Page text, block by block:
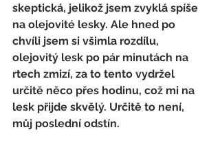
skeptická, jelikož jsem zvyklá spíše
na olejovité lesky. Ale hned po
chvíli jsem si všimla rozdílu,
olejovitý lesk po pár minutách na
rtech zmizí, za to tento vydržel
určitě něco přes hodinu, což mi na
lesk přijde skvělý. Určitě to není,
můj poslední odstín.